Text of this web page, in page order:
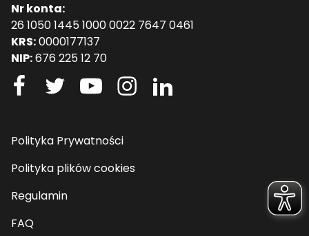
Nr konta:
26 1050 1445 1000 0022 7647 0461
KRS:0000177137
NIP:676 225 12 70
Polityka Prywatności
Polityka plików cookies
Regulamin
FAQ